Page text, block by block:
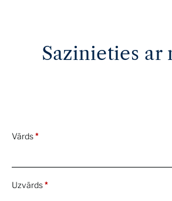
Sazinieties ar
Vārds*
Uzvārds*